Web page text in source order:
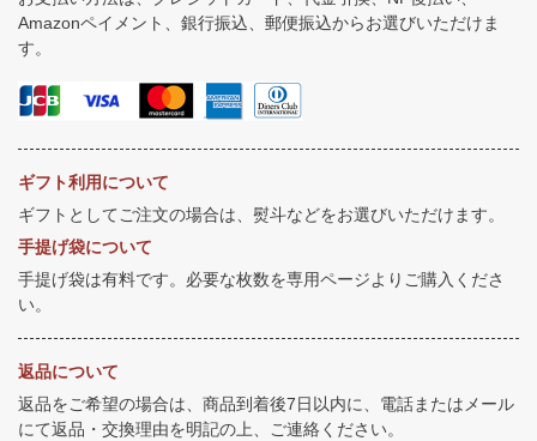
Amazonペイメント、銀行振込、郵便振込からお選びいただけま
す。
ギフト利用について
ギフトとしてご注文の場合は、熨斗などをお選びいただけます。
手提げ袋について
手提げ袋は有料です。必要な枚数を専用ページよりご購入くださ
い。
返品について
返品をご希望の場合は、商品到着後7日以内に、電話またはメール
にて返品・交換理由を明記の上、ご連絡ください。